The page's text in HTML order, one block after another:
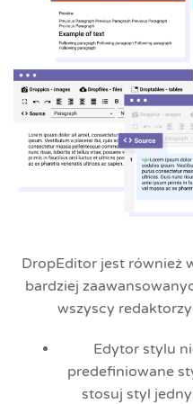
DropEditor jest również
bardziej
wszyscy
Edytor stylu
predefiniowane
stosuj styl